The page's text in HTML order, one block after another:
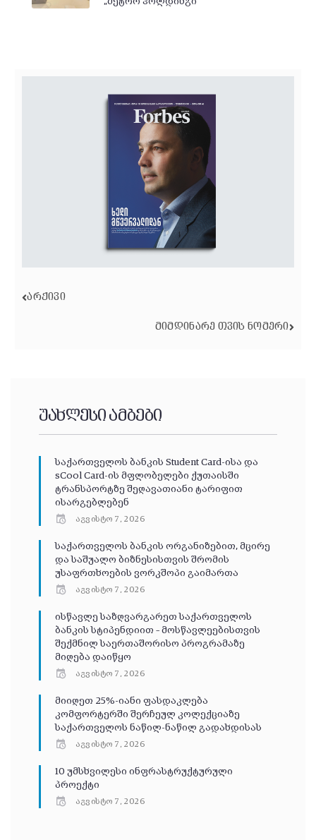
ᲐᲠᲥᲘᲕᲘ
ᲛᲘᲛᲓᲘᲜᲐᲠᲔ ᲗᲕᲘᲡ ᲜᲝᲛᲔᲠᲘ
უახლესი ამბები
საქართველოს ბანკის Student Card-ისა და
sCool Card-ის მფლობელები ქუთაისში
ტრანსპორტზე შეღავათიანი ტარიფით
ისარგებლებენ
აგვისტო 7, 2026
საქართველოს ბანკის ორგანიზებით, მცირე
და საშუალო ბიზნესისთვის შრომის
უსაფრთხოების ვორკშოპი გაიმართა
აგვისტო 7, 2026
ისწავლე საზღვარგარეთ საქართველოს
ბანკის სტიპენდიით – მოსწავლეებისთვის
შექმნილ საერთაშორისო პროგრამაზე
მიღება დაიწყო
აგვისტო 7, 2026
მიიღეთ 25%-იანი ფასდაკლება
კომფორტერში შერჩეულ კოლექციაზე
საქართველოს ნაწილ-ნაწილ გადახდისას
აგვისტო 7, 2026
10 უმსხვილესი ინფრასტრუქტურული
პროექტი
აგვისტო 7, 2026